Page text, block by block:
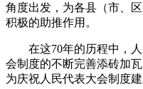
角度出发，为各县（市、
积极的助推作用。
在这70年的历程中，人
会制度的不断完善添砖加
为庆祝人民代表大会制度